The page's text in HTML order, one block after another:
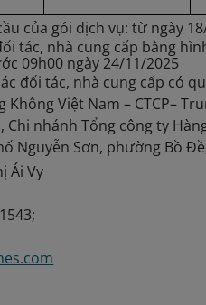
của gói dịch vụ: từ ngày
tác, nhà cung cấp bằng
09h00 ngày 24/11/2025
đối tác, nhà cung cấp có
Việt Nam – CTCP–
nhánh Tổng công ty
Nguyễn Sơn, phường Bồ
Ái Vy